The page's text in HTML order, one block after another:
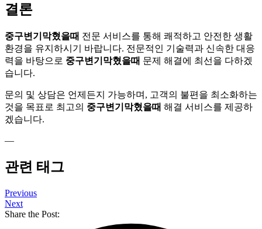
결론
중구변기막혔을때 전문 서비스를 통해 쾌적하고 안전한 생활
환경을 유지하시기 바랍니다. 전문적인 기술력과 신속한 대응
력을 바탕으로 중구변기막혔을때 문제 해결에 최선을 다하겠
습니다.
문의 및 상담은 언제든지 가능하며, 고객의 불편을 최소화하는
것을 목표로 최고의 중구변기막혔을때 해결 서비스를 제공하
겠습니다.
—
관련 태그
Previous
Next
Share the Post: